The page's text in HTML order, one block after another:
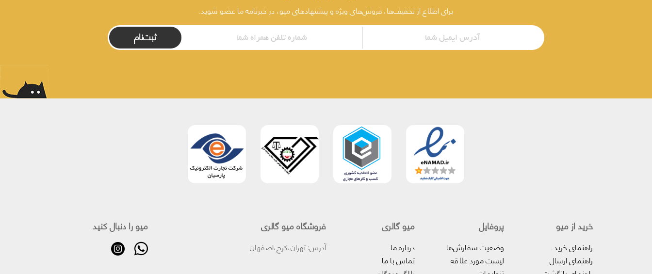
برای اطلاع از تخفیف‌ها، فروش‌های ویژه و پیشنهادهای میو، در خبرنامه ما عضو شوید.
ثبت‌نام
خرید از میو
راهنمای خرید
راهنمای ارسال
پروفایل‌
وضعیت سفارش‌ها
لیست مورد علاقه
میو گالری
درباره ما
تماس با ما
فروشگاه میو گالری
آدرس: تهران،کرج،اصفهان
میو را دنبال کنید